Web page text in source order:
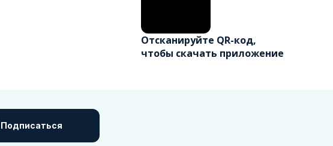
Отсканируйте QR-код,
чтобы скачать приложение
Подписаться